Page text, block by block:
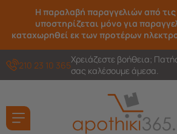
Η παραλαβή παραγγελιών από
υποστηρίζεται μόνο για
καταχωρηθεί εκ των προτέρων
210 23 10 365Χρειάζεστε βοήθεια;
σας καλέσουμε άμεσα.